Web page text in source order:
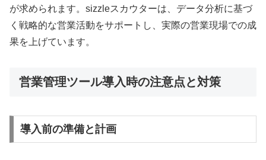
が求められます。sizzleスカウターは、データ分析に基づ
く戦略的な営業活動をサポートし、実際の営業現場での成
果を上げています。
営業管理ツール導入時の注意点と対策
導入前の準備と計画